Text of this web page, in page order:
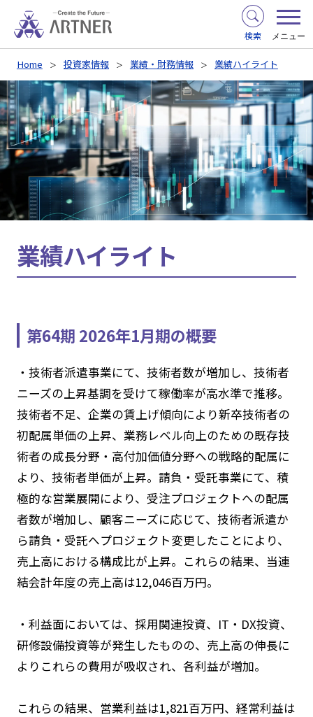
検索 メニュー
Home 投資家情報 業績・財務情報 業績ハイライト
業績ハイライト
第64期 2026年1月期の概要
・技術者派遣事業にて、技術者数が増加し、技術者
ニーズの上昇基調を受けて稼働率が高水準で推移。
技術者不足、企業の賃上げ傾向により新卒技術者の
初配属単価の上昇、業務レベル向上のための既存技
術者の成長分野・高付加価値分野への戦略的配属に
より、技術者単価が上昇。請負・受託事業にて、積
極的な営業展開により、受注プロジェクトへの配属
者数が増加し、顧客ニーズに応じて、技術者派遣か
ら請負・受託へプロジェクト変更したことにより、
売上高における構成比が上昇。これらの結果、当連
結会計年度の売上高は12,046百万円。
・利益面においては、採用関連投資、IT・DX投資、
研修設備投資等が発生したものの、売上高の伸長に
よりこれらの費用が吸収され、各利益が増加。
これらの結果、営業利益は1,821百万円、経常利益は